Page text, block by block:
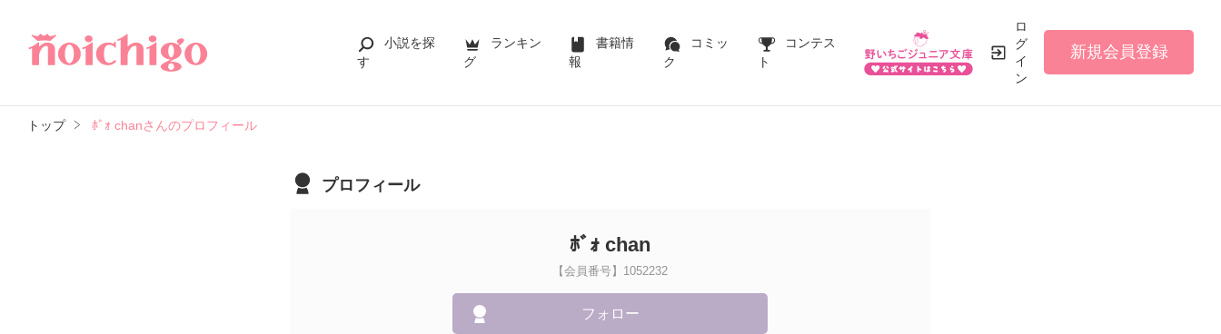
小説を探
す
ランキン
グ
書籍情
報
コミッ
ク
コンテス
ト
ロ
グ
イ
ン
新規会員登録
トップ ﾎﾞｫ chanさんのプロフィール
プロフィール
ﾎﾞｫ chan
【会員番号】1052232
フォロー